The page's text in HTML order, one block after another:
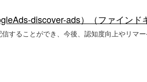
discover-ads）（ファインド
することができ、今後、認知度向上やリマ